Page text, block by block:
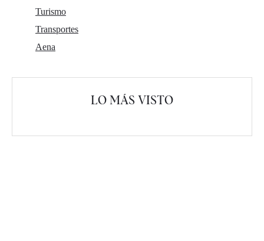
Turismo
Transportes
Aena
LO MÁS VISTO